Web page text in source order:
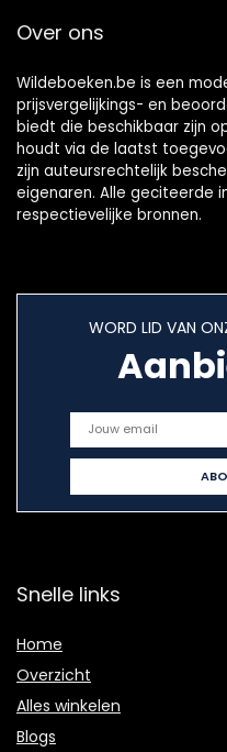
Over ons
Wildeboeken.be is een
prijsvergelijkings- en
biedt die beschikbaar zijn
houdt via de laatst
zijn auteursrechtelijk
eigenaren. Alle geciteerde
respectievelijke bronnen.
WORD LID VAN
Snelle links
Home
Overzicht
Alles winkelen
Blogs